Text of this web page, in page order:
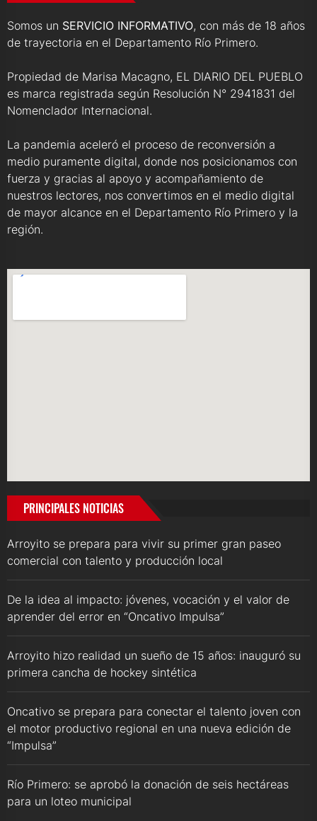
Somos un SERVICIO INFORMATIVO, con más de 18 años
de trayectoria en el Departamento Río Primero.
Propiedad de Marisa Macagno, EL DIARIO DEL PUEBLO
es marca registrada según Resolución N° 2941831 del
Nomenclador Internacional.
La pandemia aceleró el proceso de reconversión a
medio puramente digital, donde nos posicionamos con
fuerza y gracias al apoyo y acompañamiento de
nuestros lectores, nos convertimos en el medio digital
de mayor alcance en el Departamento Río Primero y la
región.
PRINCIPALES NOTICIAS
Arroyito se prepara para vivir su primer gran paseo
comercial con talento y producción local
De la idea al impacto: jóvenes, vocación y el valor de
aprender del error en “Oncativo Impulsa”
Arroyito hizo realidad un sueño de 15 años: inauguró su
primera cancha de hockey sintética
Oncativo se prepara para conectar el talento joven con
el motor productivo regional en una nueva edición de
“Impulsa”
Río Primero: se aprobó la donación de seis hectáreas
para un loteo municipal